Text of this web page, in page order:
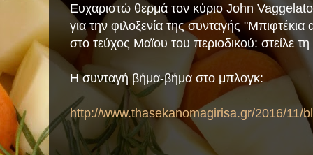
Ευχαριστώ θερμά τον κύριο John
για την φιλοξενία της συνταγής "Μπιφτέκια
στο τεύχος Μαϊου του περιοδικού: στείλε
Η συνταγή βήμα-βήμα στο μπλογκ:
http://www.thasekanomagirisa.gr/2016/11/